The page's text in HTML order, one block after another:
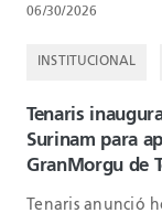
06/30/2026
INSTITUCIONAL
Tenaris
Surinam para
GranMorgu de
Tenaris anunció